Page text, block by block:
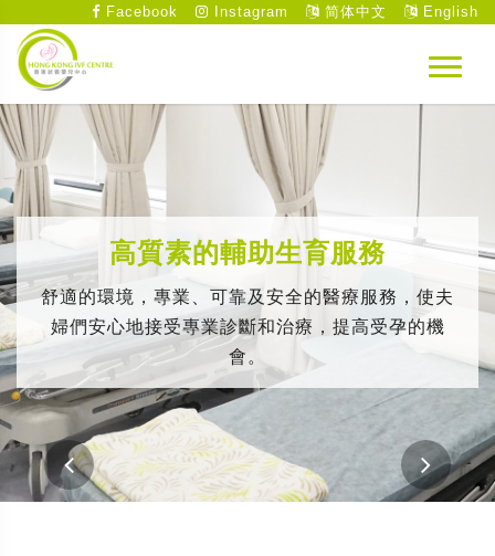
Facebook Instagram 简体中文 English
高質素的輔助生育服務
舒適的環境，專業、可靠及安全的醫療服務，使夫
婦們安心地接受專業診斷和治療，提高受孕的機
會。